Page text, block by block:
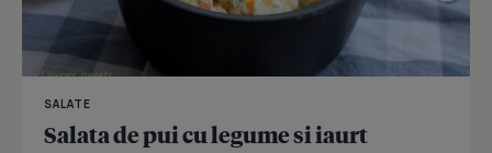
SALATE
Salata de pui cu legume si iaurt